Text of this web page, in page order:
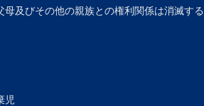
母及びその他の親族との権利関係は消滅す
児